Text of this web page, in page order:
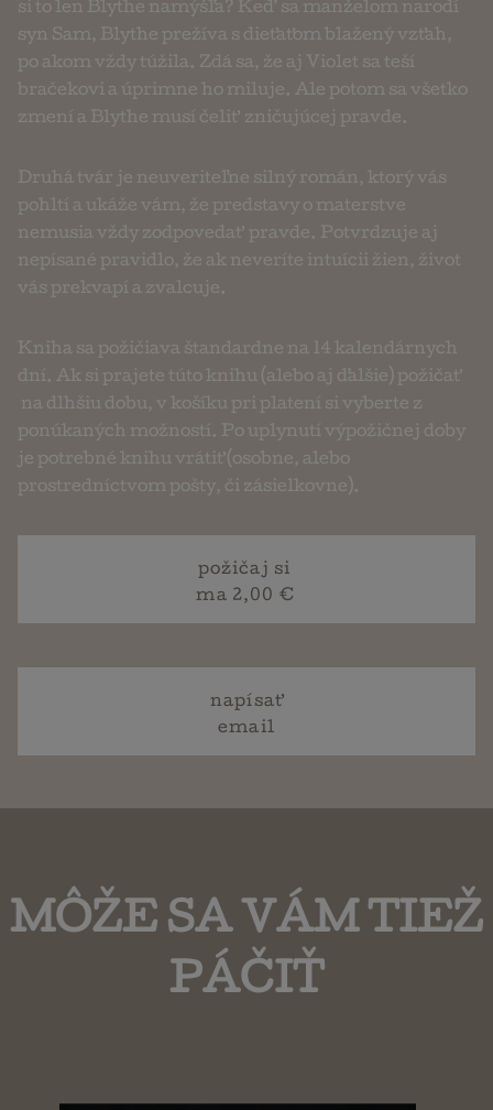
si to len Blythe namýšľa? Keď sa manželom narodí
syn Sam, Blythe prežíva s dieťaťom blažený vzťah,
po akom vždy túžila. Zdá sa, že aj Violet sa teší
bračekovi a úprimne ho miluje. Ale potom sa všetko
zmení a Blythe musí čeliť zničujúcej pravde.
Druhá tvár je neuveriteľne silný román, ktorý vás
pohltí a ukáže vám, že predstavy o materstve
nemusia vždy zodpovedať pravde. Potvrdzuje aj
nepísané pravidlo, že ak neveríte intuícii žien, život
vás prekvapí a zvalcuje.
Kniha sa požičiava štandardne na 14 kalendárnych
dní. Ak si prajete túto knihu (alebo aj ďalšie) požičať
na dlhšiu dobu, v košíku pri platení si vyberte z
ponúkaných možností. Po uplynutí výpožičnej doby
je potrebné knihu vrátiť (osobne, alebo
prostredníctvom pošty, či zásielkovne).
požičaj si
ma 2,00 €
napísať
email
MÔŽE SA VÁM TIEŽ
PÁČIŤ